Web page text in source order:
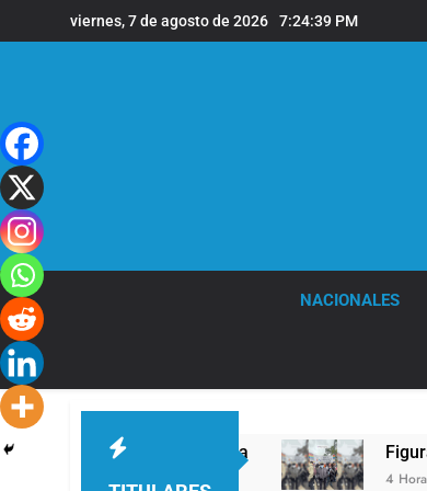
al
viernes, 7 de agosto de 2026 7:24:40 PM
NACIONALES
XIV a la Argentina Figuras de
4 Horas Atrás